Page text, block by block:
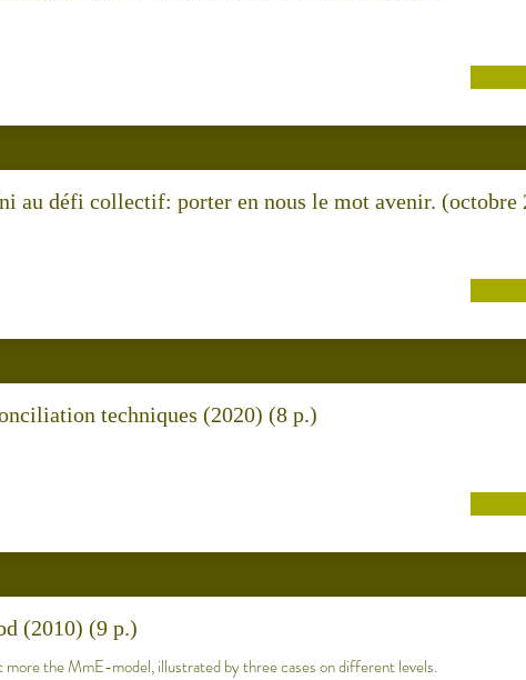
au défi collectif: porter en nous le mot avenir. (octobre
techniques (2020) (8 p.)
(2010) (9 p.)
more the MmE-model, illustrated by three cases on different levels.